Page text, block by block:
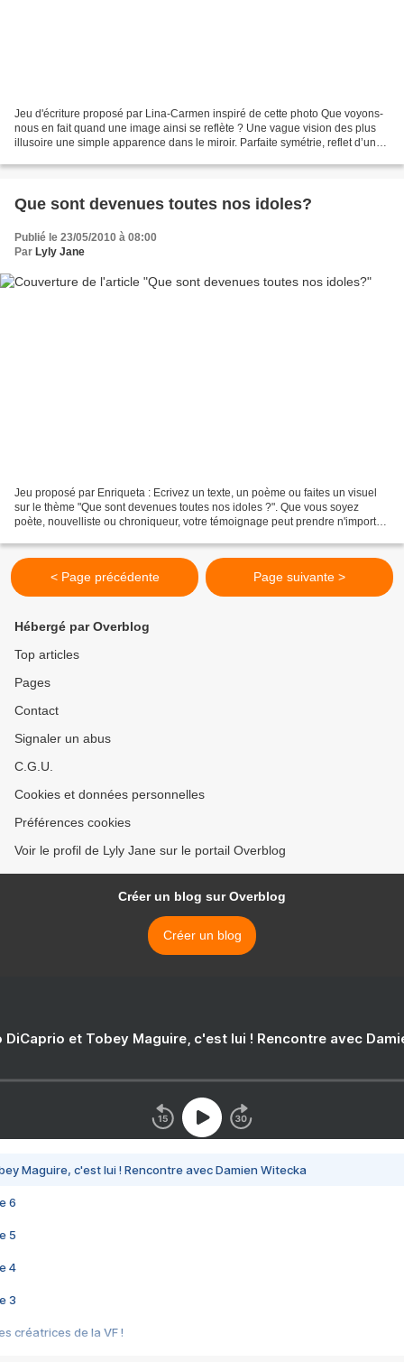
Jeu d'écriture proposé par Lina-Carmen inspiré de cette photo Que voyons-
nous en fait quand une image ainsi se reflète ? Une vague vision des plus
illusoire une simple apparence dans le miroir. Parfaite symétrie, reflet d’une
Que sont devenues toutes nos idoles?
Publié le 23/05/2010 à 08:00
Par Lyly Jane
Jeu proposé par Enriqueta : Ecrivez un texte, un poème ou faites un visuel
sur le thème "Que sont devenues toutes nos idoles ?". Que vous soyez
poète, nouvelliste ou chroniqueur, votre témoignage peut prendre n'importe
< Page précédente Page suivante >
Hébergé par Overblog
Top articles
Pages
Contact
Signaler un abus
C.G.U.
Cookies et données personnelles
Préférences cookies
Voir le profil de Lyly Jane sur le portail Overblog
Créer un blog sur Overblog
Créer un blog
DiCaprio et Tobey Maguire, c'est lui ! Rencontre avec
Maguire, c'est lui ! Rencontre avec Damien Witecka
6
5
4
3
créatrices de la VF !